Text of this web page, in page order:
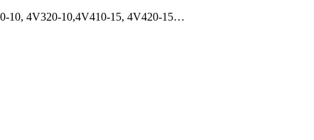
10, 4V320-10,4V410-15, 4V420-15…